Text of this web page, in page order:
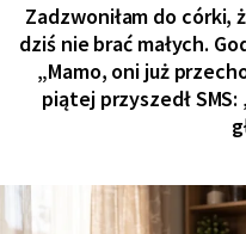
Zadzwoniłam do córki,
dziś nie brać małych.
„Mamo, oni już
piątej przyszedł